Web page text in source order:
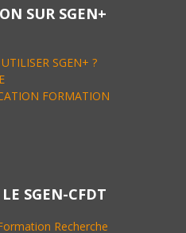
SUR SGEN+
SGEN+ ?
FORMATION
SGEN-CFDT
Recherche